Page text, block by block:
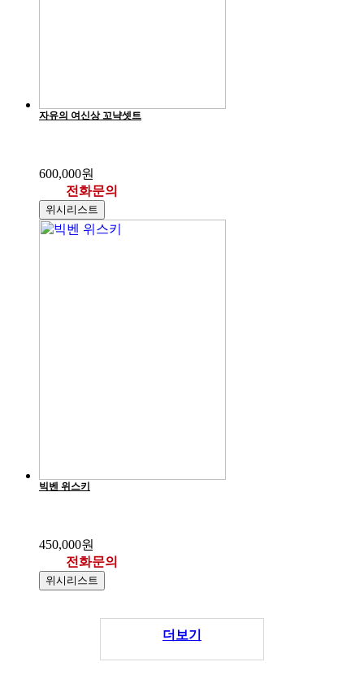
자유의 여신상 꼬냑셋트
600,000원
전화문의
위시리스트
빅벤 위스키
450,000원
전화문의
위시리스트
더보기